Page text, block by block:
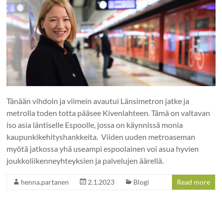
Tänään vihdoin ja viimein avautui Länsimetron jatke ja
metrolla toden totta pääsee Kivenlahteen. Tämä on valtavan
iso asia läntiselle Espoolle, jossa on käynnissä monia
kaupunkikehityshankkeita. Viiden uuden metroaseman
myötä jatkossa yhä useampi espoolainen voi asua hyvien
joukkoliikenneyhteyksien ja palvelujen äärellä.
henna.partanen 2.1.2023 Blogi Read more